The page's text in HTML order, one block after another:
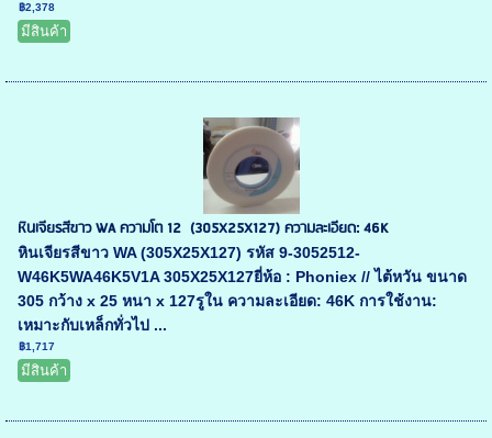
฿2,378
มีสินค้า
หินเจียรสีขาว WA ความโต 12 (305X25X127) ความละเอียด: 46K
หินเจียรสีขาว WA (305X25X127) รหัส 9-3052512-
W46K5WA46K5V1A 305X25X127ยี่ห้อ : Phoniex // ไต้หวัน ขนาด
305 กว้าง x 25 หนา x 127รูใน ความละเอียด: 46K การใช้งาน:
เหมาะกับเหล็กทั่วไป ...
฿1,717
มีสินค้า